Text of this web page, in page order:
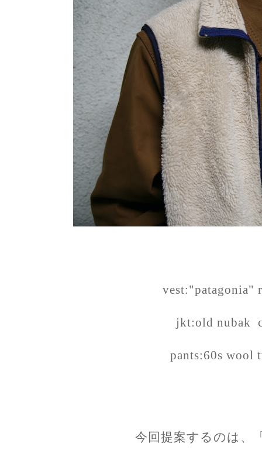
vest:"patagonia"
jkt:old nubak
pants:60s wool
今回提案するのは、